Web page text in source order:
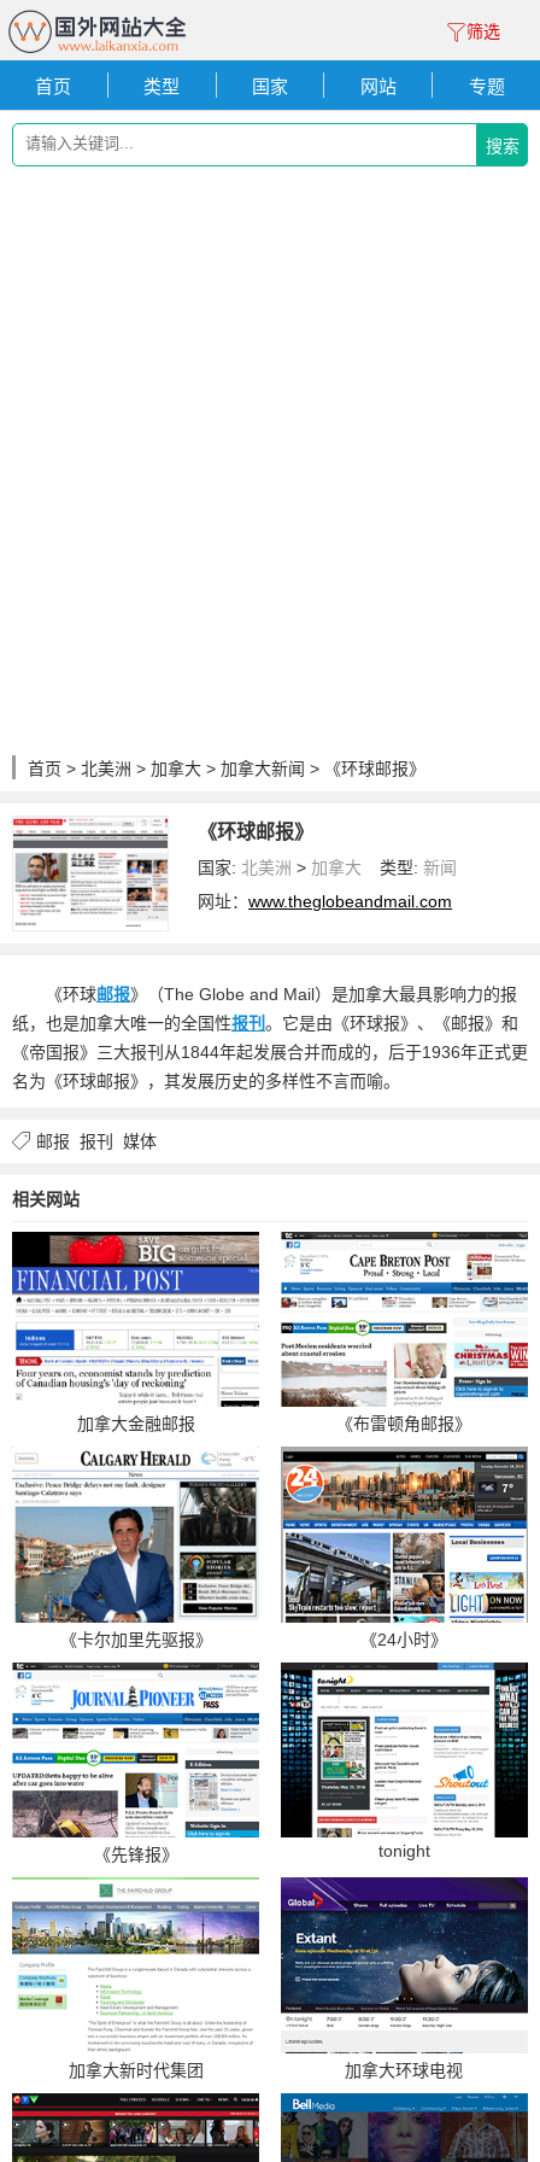
筛选
首页 类型 国家 网站 专题
搜索
首页 > 北美洲 > 加拿大 > 加拿大新闻 > 《环球邮报》
《环球邮报》
国家: 北美洲 >加拿大 类型: 新闻
网址：www.theglobeandmail.com
《环球邮报》（The Globe and Mail）是加拿大最具影响力的报
纸，也是加拿大唯一的全国性报刊。它是由《环球报》、《邮报》和
《帝国报》三大报刊从1844年起发展合并而成的，后于1936年正式更
名为《环球邮报》，其发展历史的多样性不言而喻。
邮报 报刊 媒体
相关网站
加拿大金融邮报 《布雷顿角邮报》
《卡尔加里先驱报》 《24小时》
《先锋报》 tonight
加拿大新时代集团 加拿大环球电视